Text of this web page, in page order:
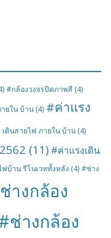
#กล้องวงจรปิดภาพสี (4)
ยใน บ้าน (4) #ค่าแรง
เดินสายไฟ ภายใน บ้าน (4)
(11) #ค่าแรงเดิน
ฟบ้าน รีโนเวททั้งหลัง (4) #ช่าง
างกล้อง
ช่างกล้อง